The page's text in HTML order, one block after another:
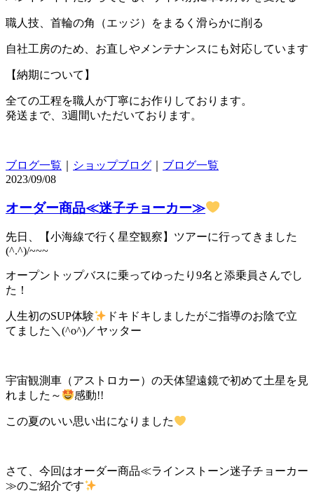
職人技、首輪の角（エッジ）をまるく滑らかに削る
自社工房のため、お直しやメンテナンスにも対応しています
【納期について】
全ての工程を職人が丁寧にお作りしております。
発送まで、3週間いただいております。
ブログ一覧 ショップブログ
ブログ一覧
2023/09/08
オーダー商品≪迷子チョーカー≫
先日、【小海線で行く星空観察】ツアーに行ってきました
(^.^)/~~~
オープントップバスに乗ってゆったり9名と添乗員さんでし
た！
人生初のSUP体験
ドキドキしましたがご指導のお陰で立
てました＼(^o^)／ヤッター
宇宙観測車（アストロカー）の天体望遠鏡で初めて土星を見
れました～
感動!!
この夏のいい思い出になりました
さて、今回はオーダー商品≪ラインストーン迷子チョーカー
≫のご紹介です